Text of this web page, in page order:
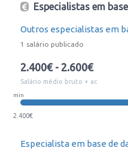
Especialistas em
Outros especialistas em
1 salário publicado
2.400€ - 2.600€
Salário médio bruto + ac
min
2.400€
Especialista em base de